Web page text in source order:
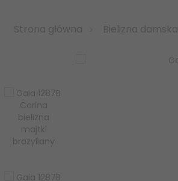
Strona główna Bielizna damska